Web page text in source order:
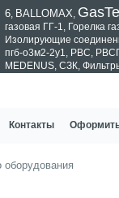
6, BALLOMAX,
газовая ГГ-1, Горелка
Изолирующие
пгб-о3м2-2у1, РВС,
MEDENUS, СЗК,
Контакты Оформить
оборудования